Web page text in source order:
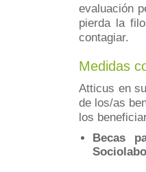
evaluación
pierda la
contagiar.
Medidas
Atticus en
de los/as
los
Becas